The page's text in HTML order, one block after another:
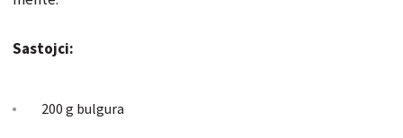
Sastojci:
200 g bulgura